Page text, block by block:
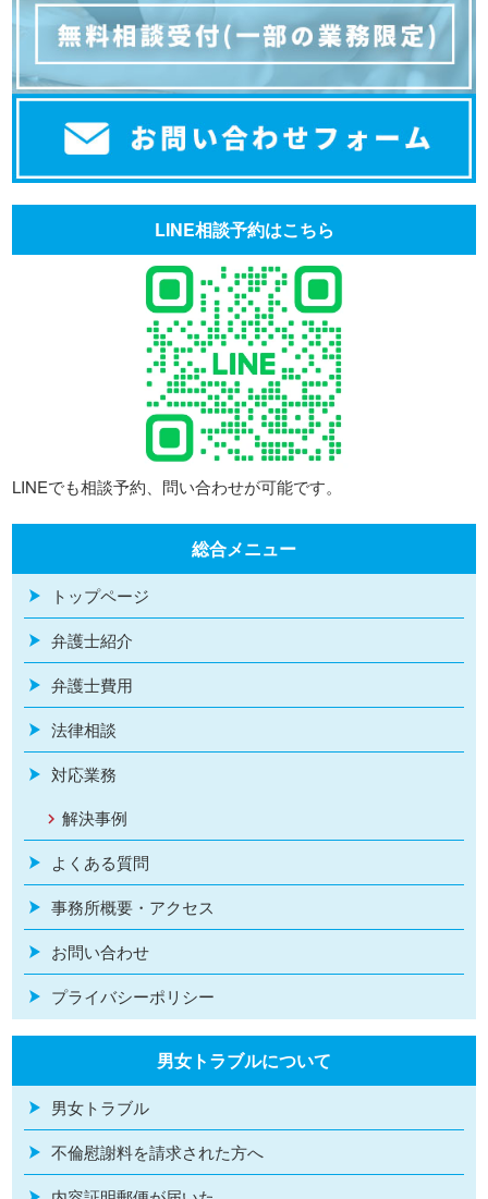
LINE相談予約はこちら
LINEでも相談予約、問い合わせが可能です。
総合メニュー
トップページ
弁護士紹介
弁護士費用
法律相談
対応業務
解決事例
よくある質問
事務所概要・アクセス
お問い合わせ
プライバシーポリシー
男女トラブルについて
男女トラブル
不倫慰謝料を請求された方へ